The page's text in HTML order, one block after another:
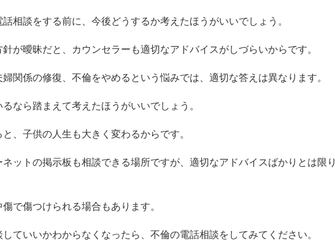
相談をする前に、今後どうするか考えたほうがいいでしょう。
が曖昧だと、カウンセラーも適切なアドバイスがしづらいからです。
関係の修復、不倫をやめるという悩みでは、適切な答えは異なります。
なら踏まえて考えたほうがいいでしょう。
、子供の人生も大きく変わるからです。
ネットの掲示板も相談できる場所ですが、適切なアドバイスばかりとは限
で傷つけられる場合もあります。
ていいかわからなくなったら、不倫の電話相談をしてみてください。